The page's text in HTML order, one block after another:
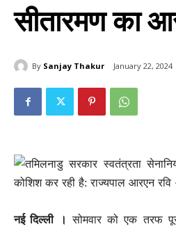
सीतारमण का
By Sanjay Thakur January 22, 2024
नई दिल्‍ली । सोमवार को एक तरफ